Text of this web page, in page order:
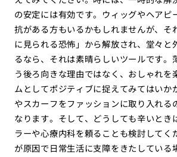
の安定には有効です。ウィッグやヘアピ
抗がある方もいるかもしれませんが、そ
に見られる恐怖」から解放され、堂々と
るなら、それは素晴らしいツールです。
う後ろ向きな理由ではなく、おしゃれを
ムとしてポジティブに捉えてみてはいか
やスカーフをファッションに取り入れる
なります。そして、どうしても辛いとき
ラーや心療内科を頼ることも検討してく
が原因で日常生活に支障をきたしている